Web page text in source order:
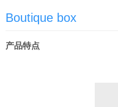
Boutique box
产品特点